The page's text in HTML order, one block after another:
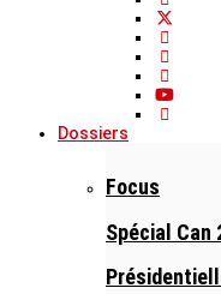
Dossiers
Focus
Spécial Can